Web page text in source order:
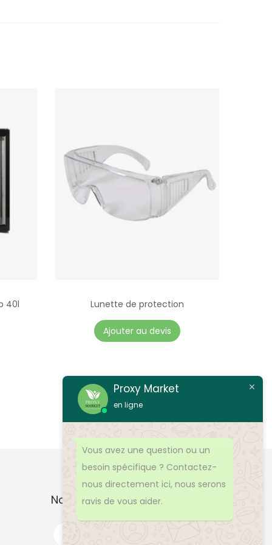
40l Lunette de protection
Ajouter au devis
Nos Produits
Proxy Market
en ligne
Vous avez une question ou un
besoin spécifique ? Contactez-
nous directement ici, nous serons
ravis de vous aider.